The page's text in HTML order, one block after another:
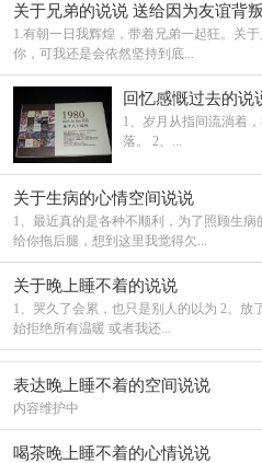
关于兄弟的说说 送给因为友谊背
1.有朝一日我辉煌，带着兄弟一起狂。关
你，可我还是会依然坚持到底...
回忆感慨过去的说
1、岁月从指间流淌着
落。 2、...
关于生病的心情空间说说
1、最近真的是各种不顺利，为了照顾生
给你拖后腿，想到这里我觉得欠...
关于晚上睡不着的说说
1、哭久了会累，也只是别人的以为 2、放
始拒绝所有温暖 或者我还...
表达晚上睡不着的空间说说
内容维护中
喝茶晚上睡不着的心情说说